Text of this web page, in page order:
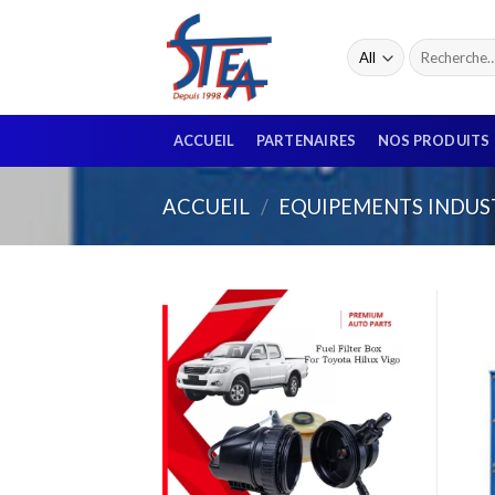
ACCUEIL PARTENAIRES NOS PRODUITS
ACCUEIL / EQUIPEMENTS